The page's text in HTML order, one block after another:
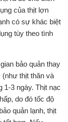
của thịt lợn
có sự khác biệt
tùy theo tình
bảo quản thay
(như thịt thăn và
1-3 ngày. Thịt nạc
do đó tốc độ
quản lạnh, thịt